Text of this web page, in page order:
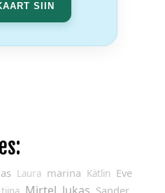
SIIN
Laura marina Kätlin Eve